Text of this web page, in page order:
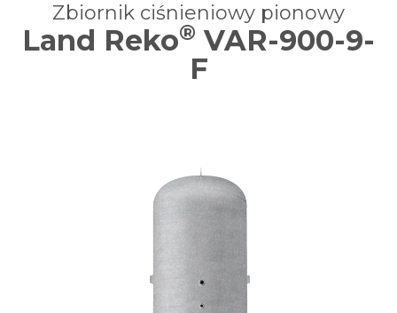
Zbiornik ciśnieniowy pionowy
Land Reko® VAR-900-9-
F